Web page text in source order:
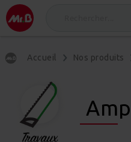
Accueil Nos produits